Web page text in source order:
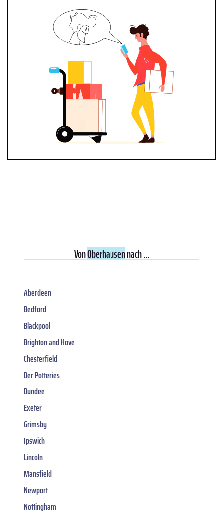
VonOberhausennach ...
Aberdeen
Bedford
Blackpool
Brighton and Hove
Chesterfield
Der Potteries
Dundee
Exeter
Grimsby
Ipswich
Lincoln
Mansfield
Newport
Nottingham